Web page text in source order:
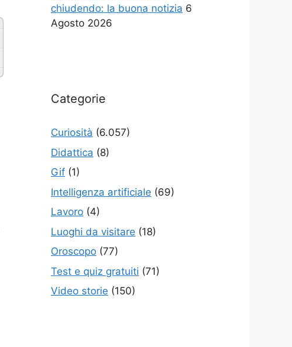
chiudendo: la buona notizia 6
Agosto 2026
Categorie
Curiosità (6.057)
Didattica (8)
Gif (1)
Intelligenza artificiale (69)
Lavoro (4)
Luoghi da visitare (18)
Oroscopo (77)
Test e quiz gratuiti (71)
Video storie (150)